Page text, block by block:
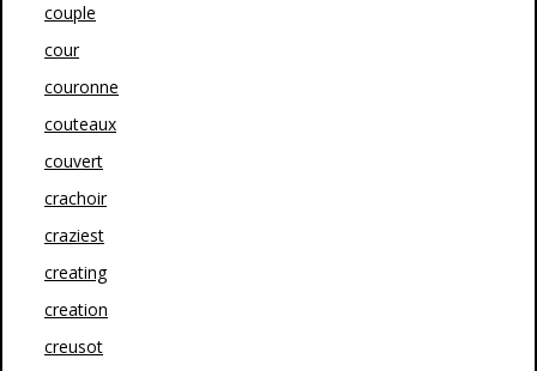
couple
cour
couronne
couteaux
couvert
crachoir
craziest
creating
creation
creusot